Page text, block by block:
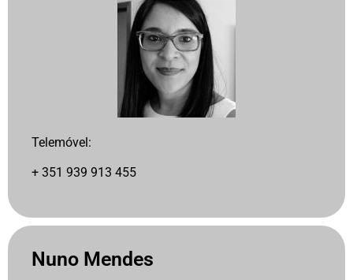
Telemóvel:
+ 351 939 913 455
Nuno Mendes